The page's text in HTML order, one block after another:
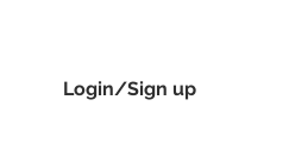
Login/Sign up